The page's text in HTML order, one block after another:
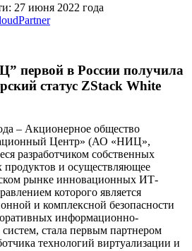
27 июня 2022 года
Partner
первой в России получила
статус ZStack White
– Акционерное общество
Центр» (АО «НИЦ»,
разработчиком собственных
и осуществляющее
рынке инновационных ИТ-
которого является
и комплексной безопасности
информационно-
стала первым партнером
технологий виртуализации и